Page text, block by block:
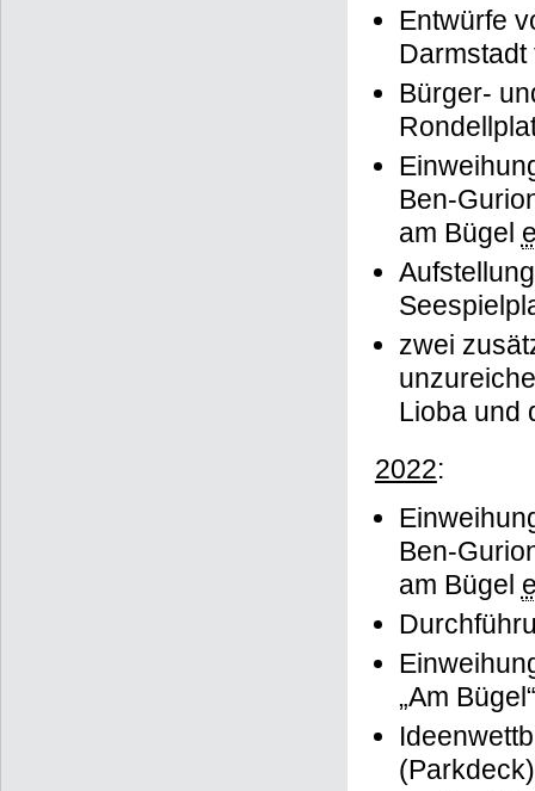
Entwürfe
Bürger-
Ben-
am Bügel
zwei
Lioba und
2022:
Ben-
am Bügel
„Am Bügel“
(Parkdeck)